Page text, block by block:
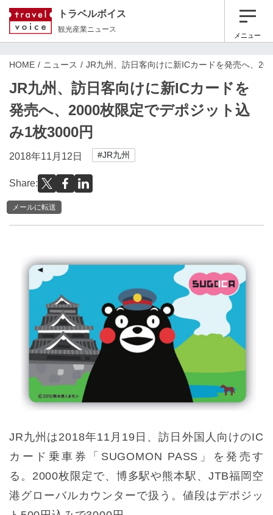
トラベルボイス
観光産業ニュース
メニュー
HOME ニュース JR九州、訪日客向けに新ICカードを発売へ、
JR九州、訪日客向けに新ICカードを
発売へ、2000枚限定でデポジット込
み1枚3000円
2018年11月12日 #JR九州
Share:
メールに転送
JR九州は2018年11月19日、訪日外国人向けのIC
カード乗車券「SUGOMON PASS」を発売す
る。2000枚限定で、博多駅や熊本駅、JTB福岡空
港グローバルカウンターで扱う。値段はデポジッ